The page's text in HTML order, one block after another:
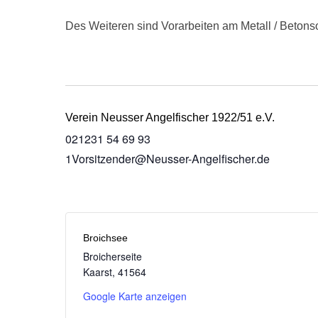
Des Weiteren sind Vorarbeiten am Metall /
Verein Neusser Angelfischer 1922/51 e.V.
021231 54 69 93
1Vorsitzender@Neusser-Angelfischer.de
Broichsee
Broicherseite
Kaarst, 41564
Google Karte anzeigen